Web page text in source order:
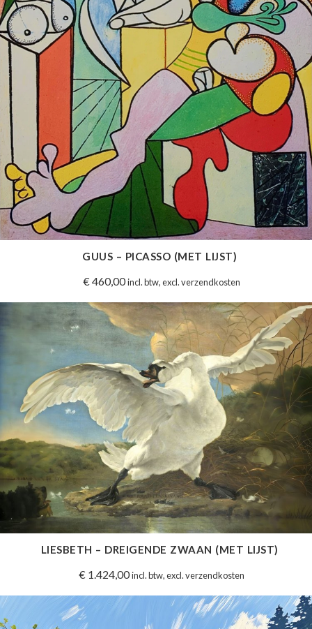
GUUS – PICASSO (MET LIJST)
€460,00 incl. btw, excl. verzendkosten
LIESBETH – DREIGENDE ZWAAN (MET LIJST)
€1.424,00 incl. btw, excl. verzendkosten